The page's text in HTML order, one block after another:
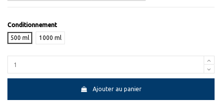
Conditionnement
500 ml
1000 ml
Ajouter au panier